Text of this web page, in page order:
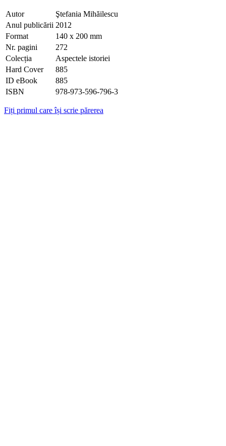
Autor
Ştefania Mihăilescu
Anul publicării 2012
Format
140 x 200 mm
Nr. pagini
272
Colecția
Aspectele istoriei
Hard Cover
885
ID eBook
885
ISBN
978-973-596-796-3
Fiți primul care își scrie părerea